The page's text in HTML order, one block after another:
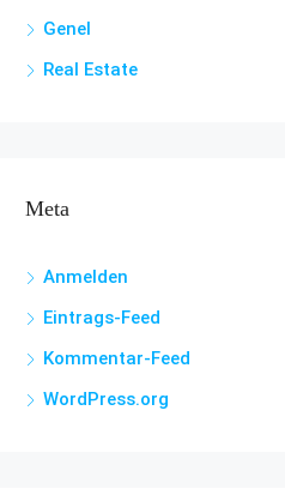
Genel
Real Estate
Meta
Anmelden
Eintrags-Feed
Kommentar-Feed
WordPress.org